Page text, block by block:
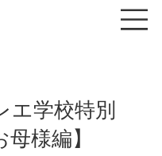
エ学校特別
様編】